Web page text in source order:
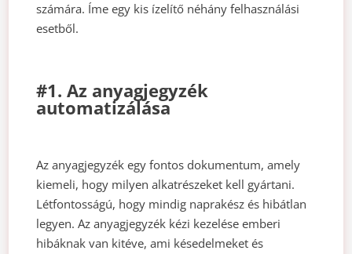
számára. Íme egy kis ízelítő néhány felhasználási
esetből.
#1. Az anyagjegyzék
automatizálása
Az anyagjegyzék egy fontos dokumentum, amely
kiemeli, hogy milyen alkatrészeket kell gyártani.
Létfontosságú, hogy mindig naprakész és hibátlan
legyen. Az anyagjegyzék kézi kezelése emberi
hibáknak van kitéve, ami késedelmeket és